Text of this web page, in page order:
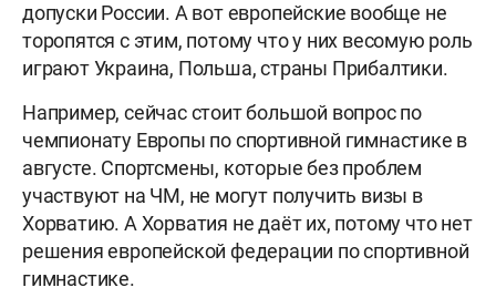
допуски России. А вот европейские вообще не
торопятся с этим, потому что у них весомую роль
играют Украина, Польша, страны Прибалтики.
Например, сейчас стоит большой вопрос по
чемпионату Европы по спортивной гимнастике в
августе. Спортсмены, которые без проблем
участвуют на ЧМ, не могут получить визы в
Хорватию. А Хорватия не даёт их, потому что нет
решения европейской федерации по спортивной
гимнастике.